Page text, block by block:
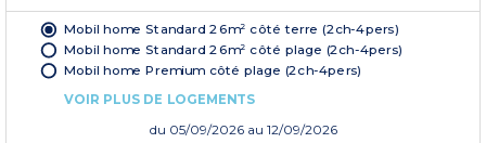
Mobil home Standard 26m² côté terre (2ch-4pers)
Mobil home Standard 26m² côté plage (2ch-4pers)
Mobil home Premium côté plage (2ch-4pers)
VOIR PLUS DE LOGEMENTS
du 05/09/2026 au 12/09/2026